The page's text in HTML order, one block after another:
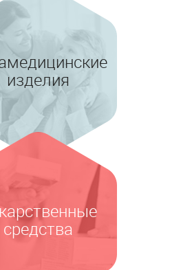
изделия
средства